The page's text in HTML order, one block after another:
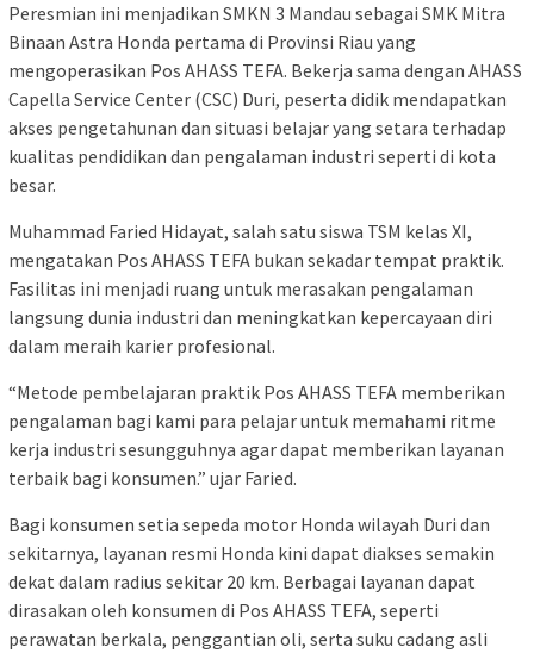
Peresmian ini menjadikan SMKN 3 Mandau sebagai SMK Mitra
Binaan Astra Honda pertama di Provinsi Riau yang
mengoperasikan Pos AHASS TEFA. Bekerja sama dengan AHASS
Capella Service Center (CSC) Duri, peserta didik mendapatkan
akses pengetahunan dan situasi belajar yang setara terhadap
kualitas pendidikan dan pengalaman industri seperti di kota
besar.
Muhammad Faried Hidayat, salah satu siswa TSM kelas XI,
mengatakan Pos AHASS TEFA bukan sekadar tempat praktik.
Fasilitas ini menjadi ruang untuk merasakan pengalaman
langsung dunia industri dan meningkatkan kepercayaan diri
dalam meraih karier profesional.
“Metode pembelajaran praktik Pos AHASS TEFA memberikan
pengalaman bagi kami para pelajar untuk memahami ritme
kerja industri sesungguhnya agar dapat memberikan layanan
terbaik bagi konsumen.” ujar Faried.
Bagi konsumen setia sepeda motor Honda wilayah Duri dan
sekitarnya, layanan resmi Honda kini dapat diakses semakin
dekat dalam radius sekitar 20 km. Berbagai layanan dapat
dirasakan oleh konsumen di Pos AHASS TEFA, seperti
perawatan berkala, penggantian oli, serta suku cadang asli